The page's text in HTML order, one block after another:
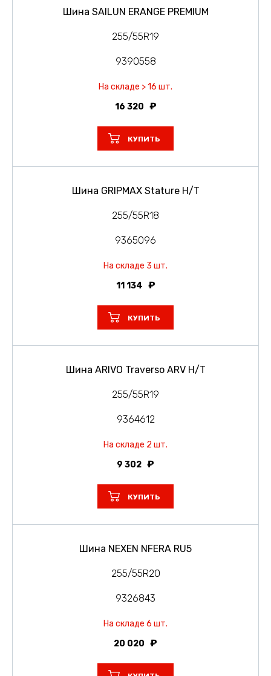
Шина SAILUN ERANGE PREMIUM
255/55R19
9390558
На складе > 16 шт.
16 320
КУПИТЬ
Шина GRIPMAX Stature H/T
255/55R18
9365096
На складе 3 шт.
11 134
КУПИТЬ
Шина ARIVO Traverso ARV H/T
255/55R19
9364612
На складе 2 шт.
9 302
КУПИТЬ
Шина NEXEN NFERA RU5
255/55R20
9326843
На складе 6 шт.
20 020